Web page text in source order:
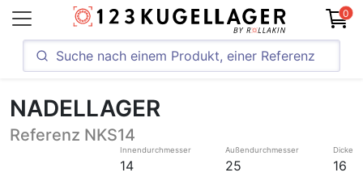
0
NADELLAGER
Referenz NKS14
Innendurchmesser
14
Außendurchmesser
25
Dicke
16